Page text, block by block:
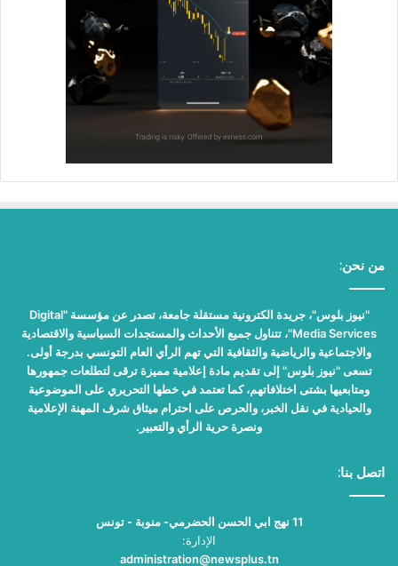
من نحن:
"نيوز بلوس"، جريدة الكترونية مستقلة جامعة، تصدر عن مؤسسة "Digital
Media Services"، تتناول جميع الأحداث والمستجدات السياسية والاقتصادية
والاجتماعية والرياضية والثقافية التي تهم الرأي العام التونسي بدرجة أولى.
تسعى "نيوز بلوس" إلى تقديم مادة إعلامية مميزة ترقى لتطلعات جمهورها
ومتابعيها بشتى اختلافاتهم، كما تعتمد في خطها التحريري على الموضوعية
والحيادية في نقل الخبر، والحرص على احترام ميثاق شرف المهنة الإعلامية
ونصرة حرية الرأي والتعبير.
اتصل بنا:
11 نهج ابي الحسن الحضرمي- منوبة - تونس
الإدارة:
administration@newsplus.tn